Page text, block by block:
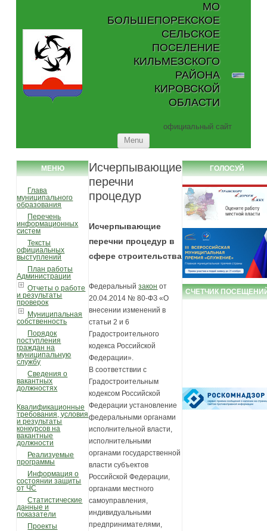
МО
БОЛЬШЕПОРЕКСКОЕ
СЕЛЬСКОЕ
ПОСЕЛЕНИЕ
КИЛЬМЕЗСКОГО
РАЙОНА
КИРОВСКОЙ
ОБЛАСТИ
официальный сайт
Menu
МЕНЮ
Глава
муниципального
образования
Перечень
информационных
систем
Тексты
официальных
выступлений
План работы
Администрации
Отчеты о работе
и результаты
проверок
Муниципальная
собственность
Порядок
поступления
граждан на
муниципальную
службу
Сведения о
вакантных
должностях
Квалификационные
требования, условия
и результаты
конкурсов на
вакантные
должности
Реализуемые
программы
Информация о
состоянии защиты
от ЧС
Статистические
данные и
показатели
Проекты
Исчерпывающие
перечни
процедур
Исчерпывающие
перечни процедур в
сфере строительства
Федеральныйзакон от
20.04.2014 № 80-ФЗ «О
внесении изменений в
статьи 2 и 6
Градостроительного
кодекса Российской
Федерации».
В соответствии с
Градостроительным
кодексом Российской
Федерации установление
федеральными органами
исполнительной власти,
исполнительными
органами государственной
власти субъектов
Российской Федерации,
органами местного
самоуправления,
индивидуальными
предпринимателями,
ГОЛОСУЙ
СЧЕТЧИК